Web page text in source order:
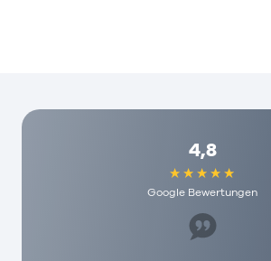
4,8
Google Bewertungen